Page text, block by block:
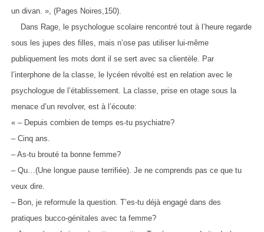
un divan. », (Pages Noires,150).
Dans Rage, le psychologue scolaire rencontré tout à l’heure regarde
sous les jupes des filles, mais n’ose pas utiliser lui-même
publiquement les mots dont il se sert avec sa clientèle. Par
l’interphone de la classe, le lycéen révolté est en relation avec le
psychologue de l’établissement. La classe, prise en otage sous la
menace d’un revolver, est à l’écoute:
« – Depuis combien de temps es-tu psychiatre?
– Cinq ans.
– As-tu brouté ta bonne femme?
– Qu…(Une longue pause terrifiée). Je ne comprends pas ce que tu
veux dire.
– Bon, je reformule la question. T’es-tu déjà engagé dans des
pratiques bucco-génitales avec ta femme?